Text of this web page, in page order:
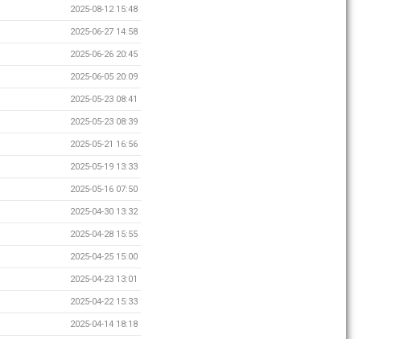
2025-08-12 15:48
2025-06-27 14:58
2025-06-26 20:45
2025-06-05 20:09
2025-05-23 08:41
2025-05-23 08:39
2025-05-21 16:56
2025-05-19 13:33
2025-05-16 07:50
2025-04-30 13:32
2025-04-28 15:55
2025-04-25 15:00
2025-04-23 13:01
2025-04-22 15:33
2025-04-14 18:18